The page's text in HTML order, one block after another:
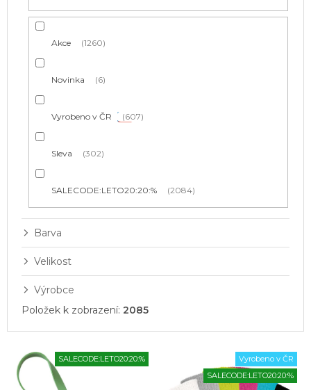
Akce 1260
Novinka 6
Vyrobeno v ČR 607
Sleva 302
SALECODE:LETO20:20:% 2084
Barva
Velikost
Výrobce
Položek k zobrazení: 2085
SALECODE:LETO20:20:%
Vyrobeno v ČR
SALECODE:LETO20:20:%